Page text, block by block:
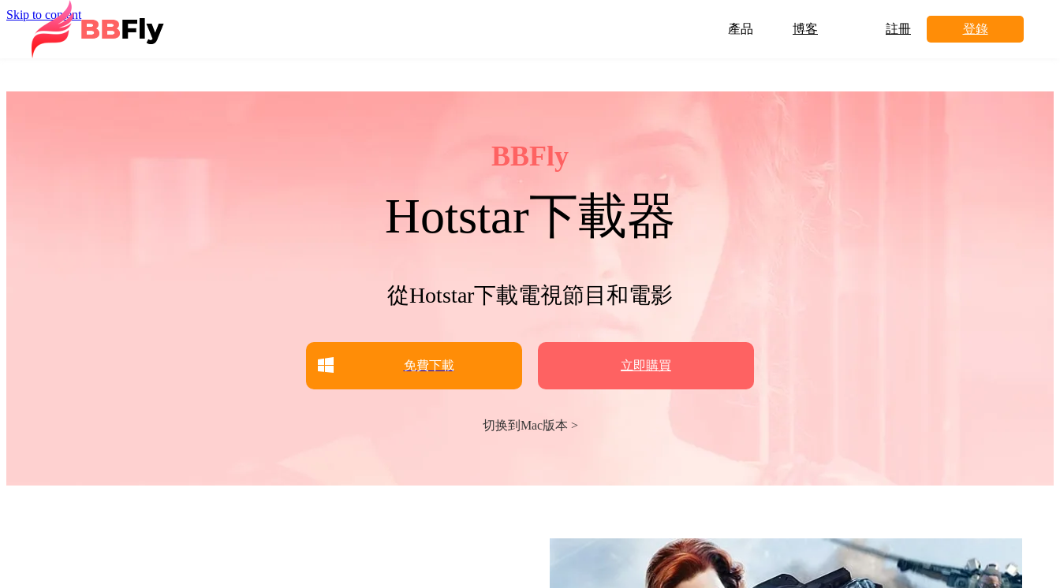
Skip to content
產品
博客 註冊 登錄
BBFly
Hotstar下載器
從Hotstar下載電視節目和電影
免費下載 立即購買
切换到Mac版本 >